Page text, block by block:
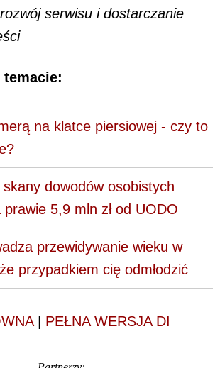
serwisu i dostarczanie
na klatce piersiowej - czy to
skany dowodów osobistych
5,9 mln zł od UODO
przewidywanie wieku w
przypadkiem cię odmłodzić
| PEŁNA WERSJA DI